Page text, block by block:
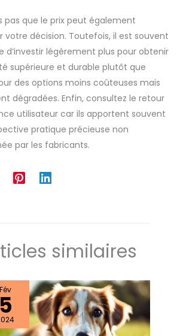
pas que le prix peut également
votre décision. Toutefois, il est souvent
d’investir légèrement plus pour obtenir
supérieure et durable plutôt que
des options moins coûteuses mais
dégradées. Enfin, consultez le retour
utilisateur car ils apportent souvent
pratique précieuse non
par les fabricants.
similaires
Fév
5